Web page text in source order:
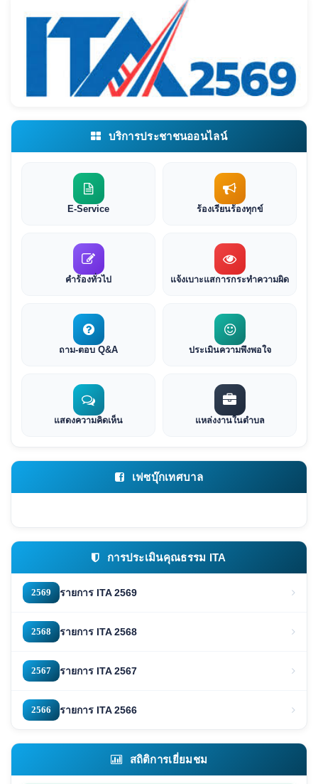
บริการประชาชนออนไลน์
E-Service ร้องเรียนร้องทุกข์
คำร้องทั่วไป แจ้งเบาะแสการกระทำความผิด
ถาม-ตอบ Q&A ประเมินความพึงพอใจ
แสดงความคิดเห็น แหล่งงานในตำบล
เฟซบุ๊กเทศบาล
การประเมินคุณธรรม ITA
2569 รายการ ITA 2569
2568 รายการ ITA 2568
2567 รายการ ITA 2567
2566 รายการ ITA 2566
สถิติการเยี่ยมชม